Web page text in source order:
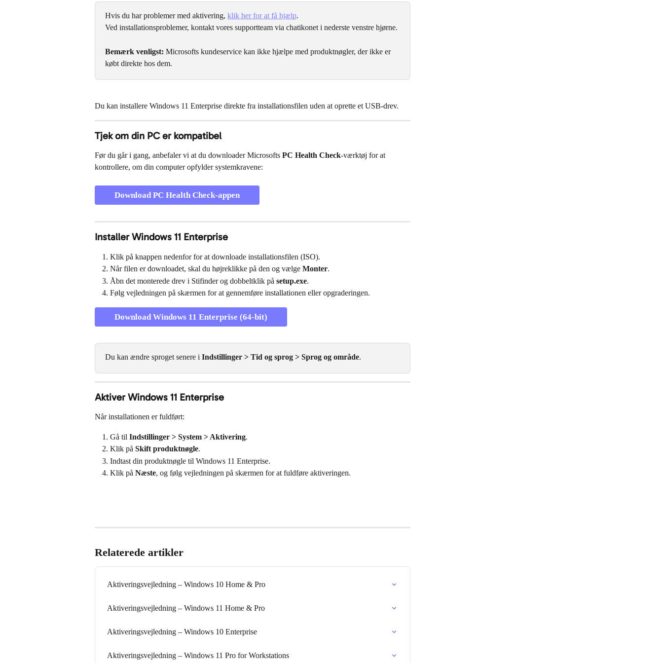
Hvis du har problemer med aktivering, klik her for at få hjælp.
Ved installationsproblemer, kontakt vores supportteam via chatikonet i nederste venstre hjørne.
Bemærk venligst: Microsofts kundeservice kan ikke hjælpe med produktnøgler, der ikke er
købt direkte hos dem.
Du kan installere Windows 11 Enterprise direkte fra installationsfilen uden at oprette et USB-drev.
Tjek om din PC er kompatibel
Før du går i gang, anbefaler vi at du downloader Microsofts PC Health Check-værktøj for at
kontrollere, om din computer opfylder systemkravene:
Download PC Health Check-appen
Installer Windows 11 Enterprise
Klik på knappen nedenfor for at downloade installationsfilen (ISO).
Når filen er downloadet, skal du højreklikke på den og vælge Monter.
Åbn det monterede drev i Stifinder og dobbeltklik på setup.exe.
Følg vejledningen på skærmen for at gennemføre installationen eller opgraderingen.
Download Windows 11 Enterprise (64-bit)
Du kan ændre sproget senere i Indstillinger > Tid og sprog > Sprog og område.
Aktiver Windows 11 Enterprise
Når installationen er fuldført:
Gå til Indstillinger > System > Aktivering.
Klik på Skift produktnøgle.
Indtast din produktnøgle til Windows 11 Enterprise.
Klik på Næste, og følg vejledningen på skærmen for at fuldføre aktiveringen.
Relaterede artikler
Aktiveringsvejledning – Windows 10 Home & Pro
Aktiveringsvejledning – Windows 11 Home & Pro
Aktiveringsvejledning – Windows 10 Enterprise
Aktiveringsvejledning – Windows 11 Pro for Workstations